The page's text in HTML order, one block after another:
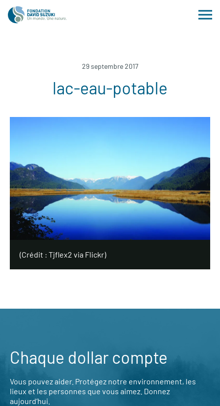
29 septembre 2017
lac-eau-potable
(Crédit : Tjflex2 via Flickr)
Chaque dollar compte
Vous pouvez aider. Protégez notre environnement, les
lieux et les personnes que vous aimez. Donnez
aujourd’hui.